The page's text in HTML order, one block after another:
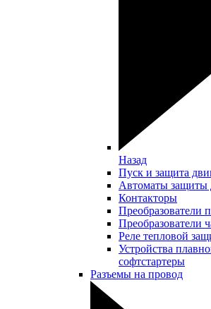
Назад
Пуск и защита
Автоматы защиты
Контакторы
Преобразователи
Преобразователи
Реле тепловой
Устройства
софтстартеры
Разъемы на провод